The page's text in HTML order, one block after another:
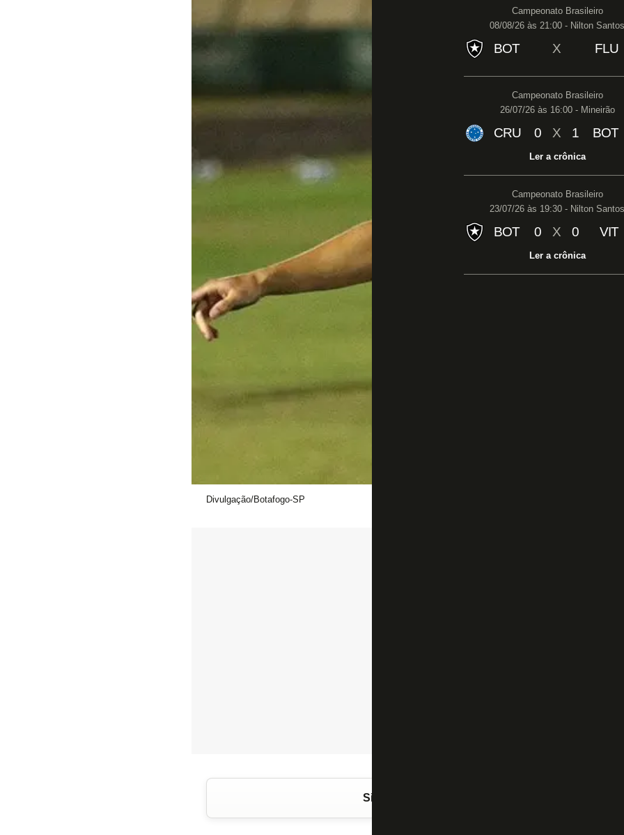
Campeonato Brasileiro
08/08/26 às 21:00 - Nilton Santos
BOT X FLU
Campeonato Brasileiro
26/07/26 às 16:00 - Mineirão
CRU 0 X 1 BOT
Ler a crônica
Campeonato Brasileiro
23/07/26 às 19:30 - Nilton Santos
BOT 0 X 0 VIT
Ler a crônica
Divulgação/Botafogo-SP
Siga o FogãoNET